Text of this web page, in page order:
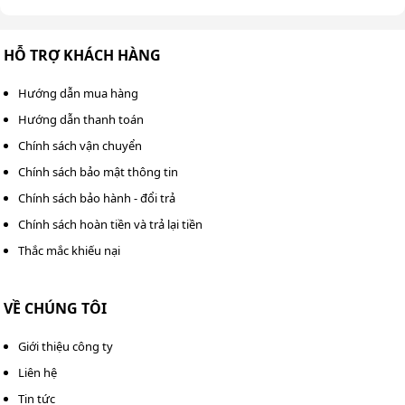
Máy vận hành bền bỉ, ít hỏng, tuổi thọ sử dụng lâu
Hướng dẫn lắp đặt – vận hành
HỖ TRỢ KHÁCH HÀNG
Hướng dẫn mua hàng
Hướng dẫn thanh toán
Chính sách vận chuyển
Chính sách bảo mật thông tin
Chính sách bảo hành - đổi trả
Chính sách hoàn tiền và trả lại tiền
Thắc mắc khiếu nại
VỀ CHÚNG TÔI
Giới thiệu công ty
Liên hệ
Tin tức